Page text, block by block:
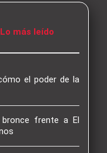
Lo más leído
el poder de la
frente a El